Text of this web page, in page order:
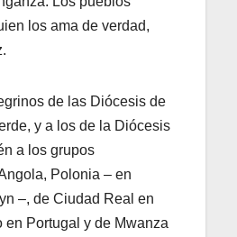
los ama de verdad,
de las Diócesis de
y a los de la Diócesis
a los grupos
Polonia – en
–, de Ciudad Real en
en Portugal y de Mwanza